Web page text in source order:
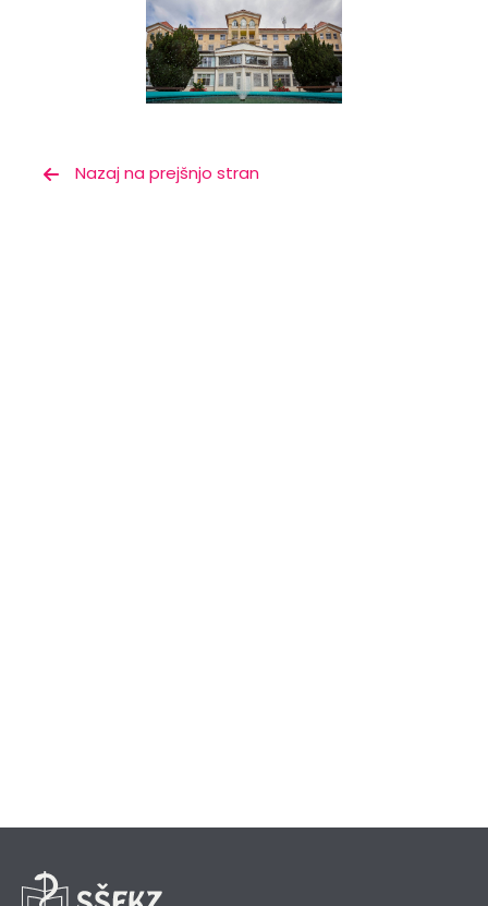
Nazaj na prejšnjo stran